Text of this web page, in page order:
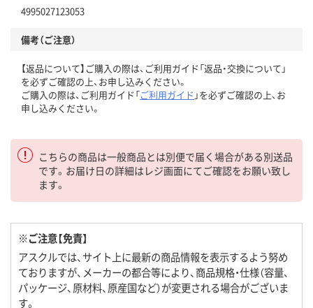
4995027123053
備考（ご注意）
【返品について】ご購入の際は、ご利用ガイド「返品・交換について」
を必ずご確認の上、お申し込みください。
ご購入の際は、ご利用ガイド「ご利用ガイド 」を必ずご確認の上、お
申し込みください。
こちらの商品は一般商品とは別便で届く場合がある別送品
です。お届け日の詳細はレジ画面にてご確認をお願い致し
ます。
※ご注意【免責】
アスクルでは、サイト上に最新の商品情報を表示するよう努め
ておりますが、メーカーの都合等により、商品規格・仕様（容量、
パッケージ、原材料、原産国など）が変更される場合がございま
す。